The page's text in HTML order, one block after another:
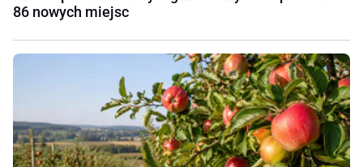
86 nowych miejsc